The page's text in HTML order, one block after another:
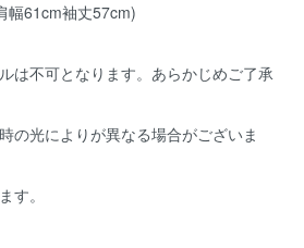
幅61cm袖丈57cm)
は不可となります。あらかじめご了承
の光によりが異なる場合がございま
す。